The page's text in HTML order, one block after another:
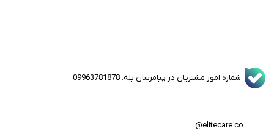
شماره امور مشتریان در پیامرسان بله: 09963781878